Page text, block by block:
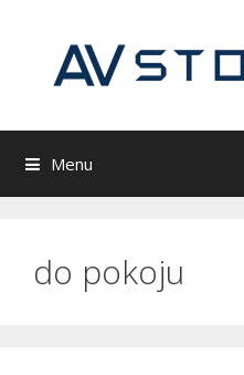
Menu
do pokoju